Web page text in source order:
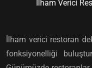
İlham Verici
İlham verici restoran
fonksiyonelliği